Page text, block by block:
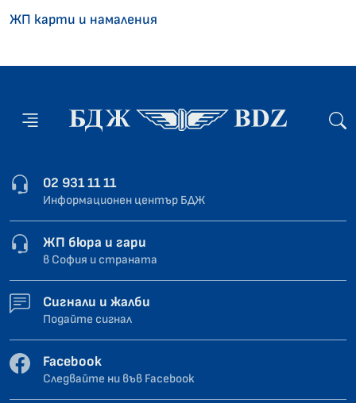
ЖП карти и намаления
02 931 11 11
Информационен център БДЖ
ЖП бюра и гари
в София и страната
Сигнали и жалби
Подайте сигнал
Facebook
Следвайте ни във Facebook